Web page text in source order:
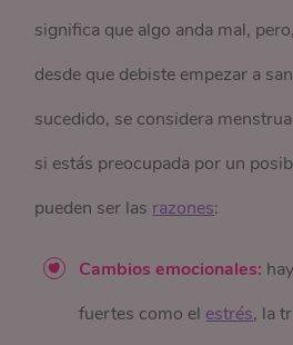
significa que algo anda mal,
desde que debiste empezar a
sucedido, se considera
si estás preocupada por un
pueden ser las razones:
Cambios emocionales:
fuertes como el estrés, la